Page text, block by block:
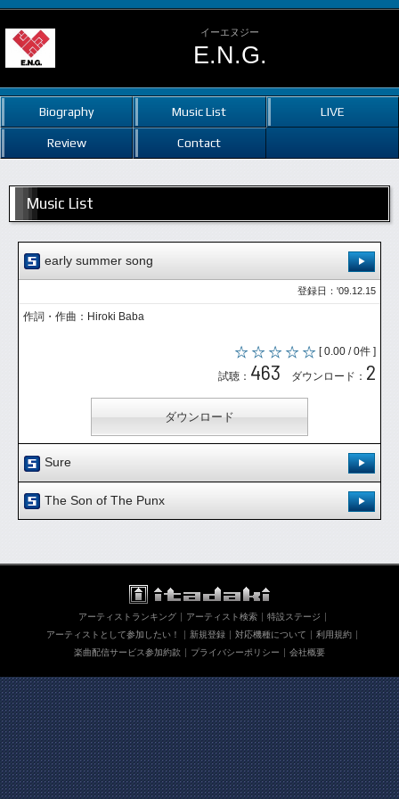
イーエヌジー
E.N.G.
Biography Music List LIVE
Review Contact
Music List
early summer song
登録日：'09.12.15
作詞・作曲：Hiroki Baba
[ 0.00 / 0件 ]
試聴： 463 ダウンロード： 2
ダウンロード
Sure
登録日：'09.12.21
作詞・作曲：Hiroki Baba
454 2
ダウンロード
The Son of The Punx
試聴：370ダウンロード：
ダウンロード
アーティストランキング アーティスト検索
特設ステージ
アーティストとして参加したい！
新規登録 対応機種について
利用規約
楽曲配信サービス参加約款
プライバシーポリシー 会社概要